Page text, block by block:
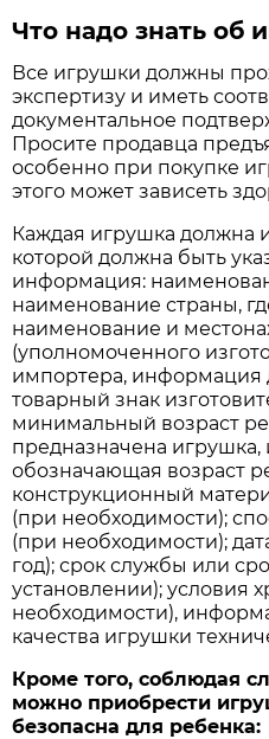
Что надо знать об
Все игрушки должны
экспертизу и иметь
документальное
Просите продавца
особенно при покупке
этого может зависеть
Каждая игрушка должна
которой должна быть
информация:
наименование страны,
наименование и
(уполномоченного
импортера, информация
товарный знак
минимальный возраст
предназначена
обозначающая возраст
конструкционный
(при необходимости);
(при необходимости);
год); срок службы или
установлении); условия
необходимости),
качества игрушки
Кроме того, соблюдая
можно приобрести
безопасна для ребенка: